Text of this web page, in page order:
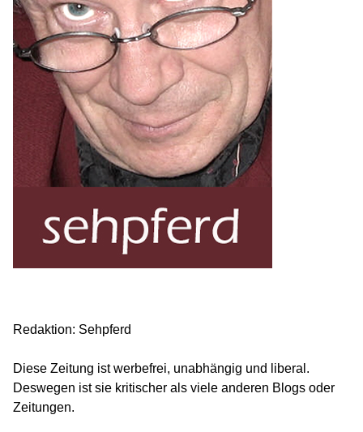
Redaktion: Sehpferd
Diese Zeitung ist werbefrei, unabhängig und liberal.
Deswegen ist sie kritischer als viele anderen Blogs oder
Zeitungen.